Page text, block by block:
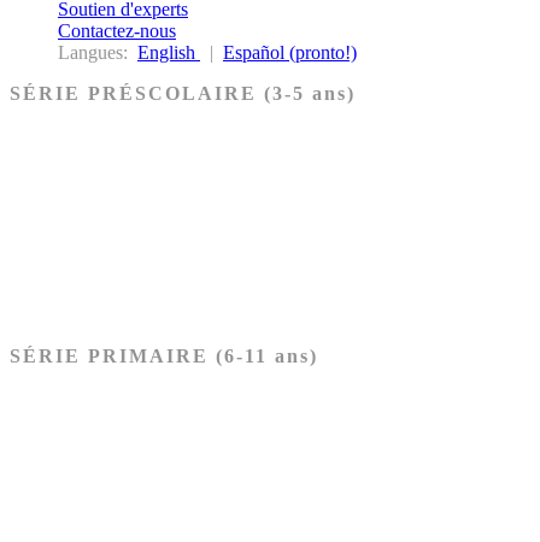
Soutien d'experts
Contactez-nous
Langues: English | Español (pronto!)
SÉRIE PRÉSCOLAIRE (3-5 ans)
SÉRIE PRIMAIRE (6-11 ans)